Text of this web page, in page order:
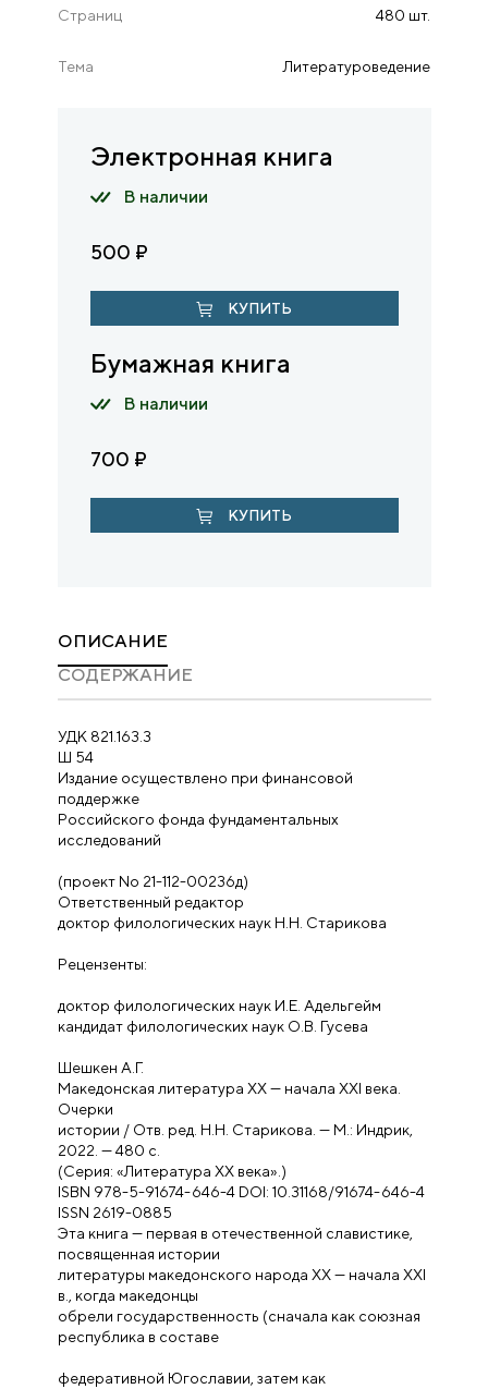
Страниц 480 шт.
Тема Литературоведение
Электронная книга
В наличии
500 ₽
КУПИТЬ
Бумажная книга
В наличии
700 ₽
КУПИТЬ
ОПИСАНИЕ
CОДЕРЖАНИЕ
УДК 821.163.3
Ш 54
Издание осуществлено при финансовой
поддержке
Российского фонда фундаментальных
исследований
(проект No 21-112-00236д)
Ответственный редактор
доктор филологических наук Н.Н. Старикова
Рецензенты:
доктор филологических наук И.Е. Адельгейм
кандидат филологических наук О.В. Гусева
Шешкен А.Г.
Македонская литература ХХ — начала XXI века.
Очерки
истории / Отв. ред. Н.Н. Старикова. — М.: Индрик,
2022. — 480 с.
(Серия: «Литература ХХ века».)
ISBN 978-5-91674-646-4 DOI: 10.31168/91674-646-4
ISSN 2619-0885
Эта книга — первая в отечественной славистике,
посвященная истории
литературы македонского народа ХХ — начала XXI
в., когда македонцы
обрели государственность (сначала как союзная
республика в составе
федеративной Югославии, затем как